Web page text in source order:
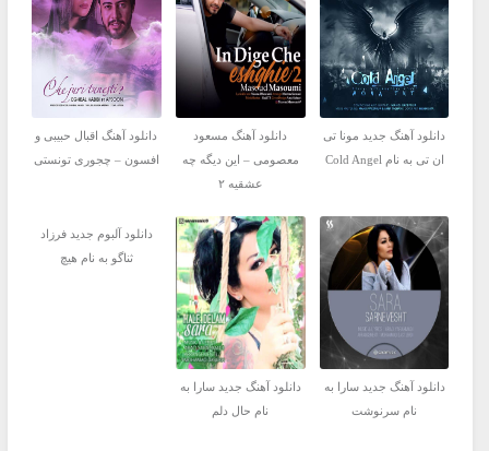
دانلود آهنگ جدید مونا تی
ان تی به نام Cold Angel
دانلود آهنگ مسعود
معصومی – این دیگه چه
عشقیه ۲
دانلود آهنگ اقبال حبیبی و
افسون – چجوری تونستی
دانلود آهنگ جدید سارا به
نام سرنوشت
دانلود آهنگ جدید سارا به
نام حال دلم
دانلود آلبوم جدید فرزاد
ثناگو به نام هیچ